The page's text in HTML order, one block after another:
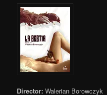
Director: Walerian Borowczyk